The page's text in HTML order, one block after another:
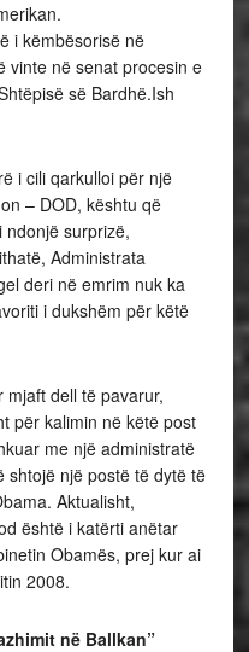
i këmbësorisë në
vinte në senat procesin e
së Bardhë.Ish
i cili qarkulloi për një
– DOD, kështu që
ndonjë surprizë,
Administrata
deri në emrim nuk ka
i dukshëm për këtë
dell të pavarur,
për kalimin në këtë post
me një administratë
shtojë një postë të dytë të
Aktualisht,
është i katërti anëtar
Obamës, prej kur ai
2008.
në Ballkan”